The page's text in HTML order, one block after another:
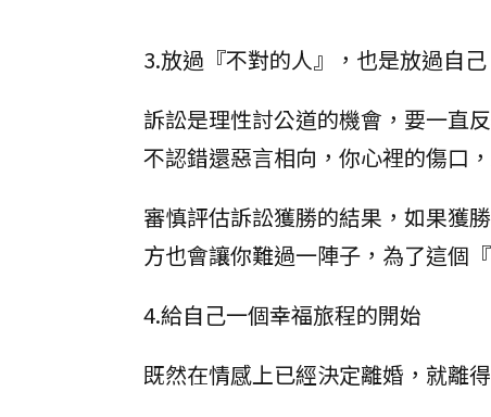
3.放過『不對的人』，也是放過自己
訴訟是理性討公道的機會，要一直
不認錯還惡言相向，你心裡的傷口
審慎評估訴訟獲勝的結果，如果獲
方也會讓你難過一陣子，為了這個
4.給自己一個幸福旅程的開始
既然在情感上已經決定離婚，就離